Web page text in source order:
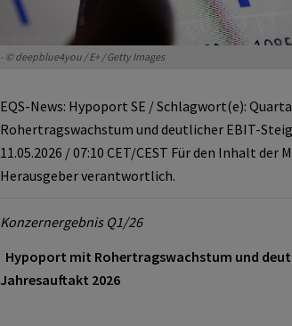
- © deepblue4you / E+ / Getty Images
EQS-News: Hypoport SE / Schlagwort(e):
Rohertragswachstum und deutlicher EBIT-
11.05.2026 / 07:10 CET/CEST Für den Inhalt
Herausgeber verantwortlich.
Konzernergebnis Q1/26
Hypoport mit Rohertragswachstum und
Jahresauftakt 2026